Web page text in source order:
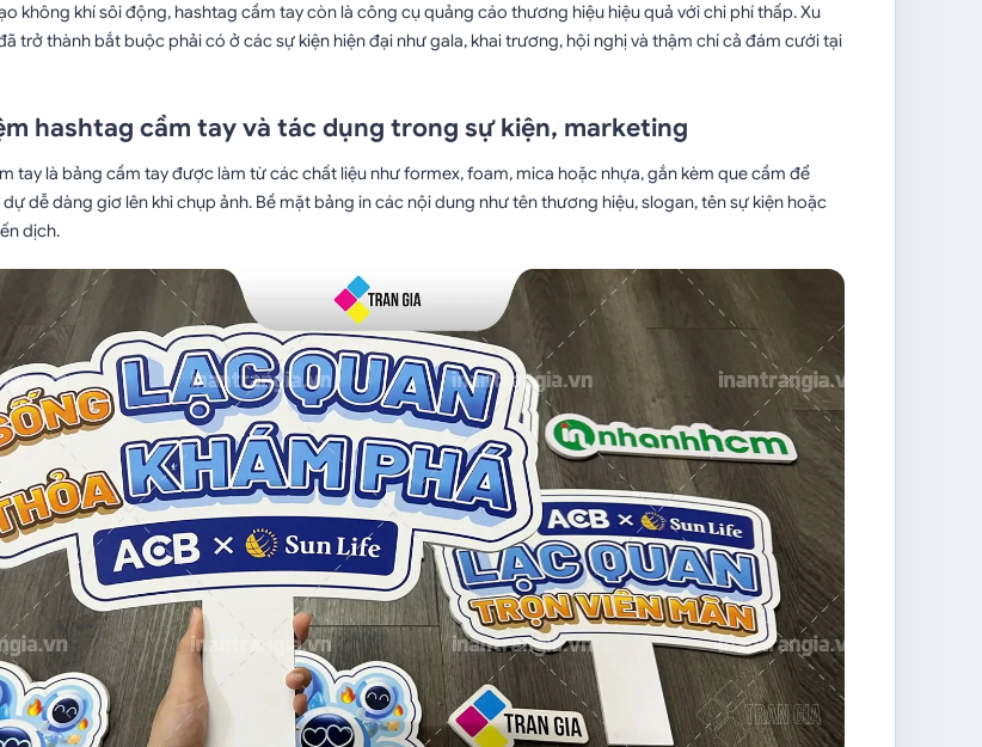
không khí sôi động, hashtag cầm tay còn là công cụ quảng cáo thương hiệu hiệu quả với chi phí thấp. Xu
trở thành bắt buộc phải có ở các sự kiện hiện đại như gala, khai trương, hội nghị và thậm chí cả đám cưới tại
hashtag cầm tay và tác dụng trong sự kiện, marketing
tay là bảng cầm tay được làm từ các chất liệu như formex, foam, mica hoặc nhựa, gắn kèm que cầm để
dễ dàng giơ lên khi chụp ảnh. Bề mặt bảng in các nội dung như tên thương hiệu, slogan, tên sự kiện hoặc
dịch.